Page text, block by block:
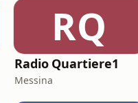
RQ
Radio Quartiere1
Messina